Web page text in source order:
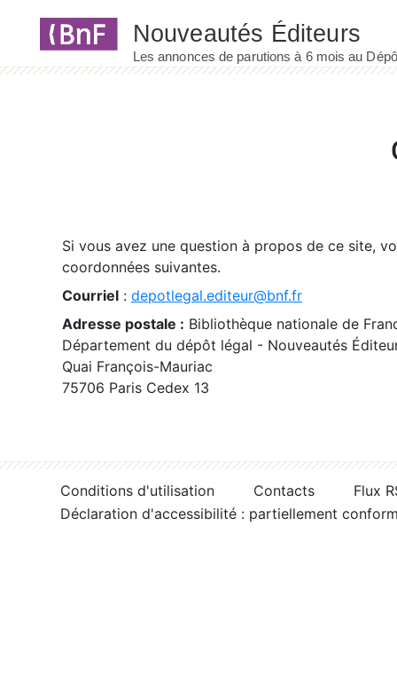
Si vous avez une question à propos de ce site,
coordonnées suivantes.
Courriel : depotlegal.editeur@bnf.fr
Adresse postale : Bibliothèque nationale de
Département du dépôt légal - Nouveautés
Quai François-Mauriac
75706 Paris Cedex 13
Conditions d'utilisation Contacts
Flux
Déclaration d'accessibilité : partiellement